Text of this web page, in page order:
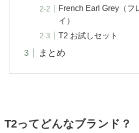
French Earl Grey（フ
イ）
T2 お試しセット
まとめ
T2ってどんなブランド？